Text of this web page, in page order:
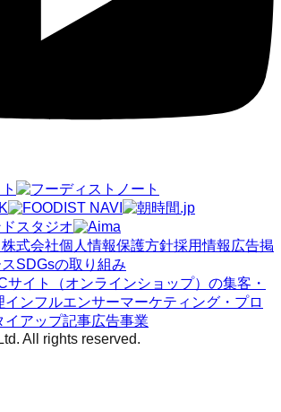
式会社個人情報保護方針採用情報 広告掲
SDGsの取り組み
サイト（オンラインショップ）の集客・
インフルエンサーマーケティング・プロ
イアップ記事広告事業
All rights reserved.